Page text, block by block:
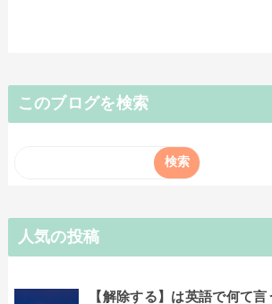
このブログを検索
人気の投稿
【解除する】は英語で何て言